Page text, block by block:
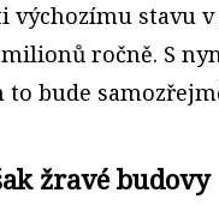
výchozímu stavu
ročně. S
to bude
žravé budovy